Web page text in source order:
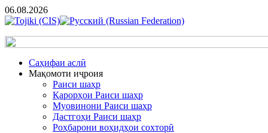
06.08.2026
Cаҳифаи аслӣ
Мақомоти иҷроия
Раиси шаҳр
Қарорҳои Раиси шаҳр
Муовинони Раиси шаҳр
Дастгоҳи Раиси шаҳр
Роҳбарони воҳидҳои сохторӣ